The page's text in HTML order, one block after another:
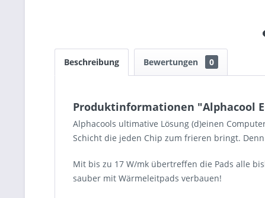
Beschreibung Bewertungen 0
Produktinformationen "Alphacool
Alphacools ultimative Lösung (d)einen
Schicht die jeden Chip zum frieren bringt.
Mit bis zu 17 W/mk übertreffen die Pads alle
sauber mit Wärmeleitpads verbauen!